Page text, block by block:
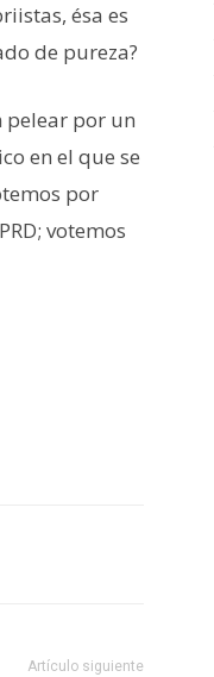
ésa es
de pureza?
pelear por un
en el que se
por
votemos
Artículo siguiente